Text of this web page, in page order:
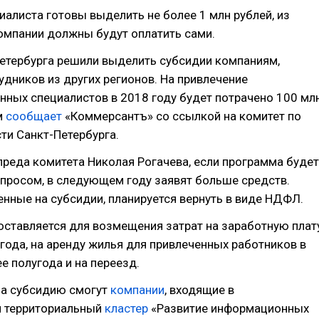
готовы выделить не более 1 млн рублей, из
должны будут оплатить сами.
решили выделить субсидии компаниям,
из других регионов. На привлечение
специалистов в 2018 году будет потрачено 100
сообщает «Коммерсантъ» со ссылкой на комитет по
Санкт-Петербурга.
комитета Николая Рогачева, если программа будет
в следующем году заявят больше средств.
на субсидии, планируется вернуть в виде НДФЛ.
для возмещения затрат на заработную
на аренду жилья для привлеченных работников в
полугода и на переезд.
субсидию смогут компании, входящие в
кластер «Развитие информационных